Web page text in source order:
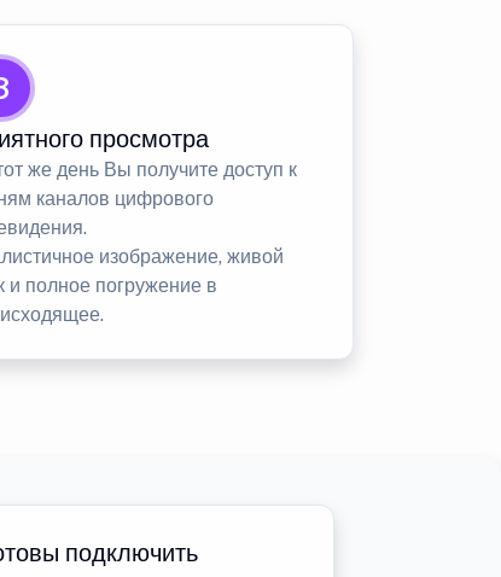
просмотра
же день Вы получите доступ к
каналов цифрового
изображение, живой
и полное погружение в
подключить